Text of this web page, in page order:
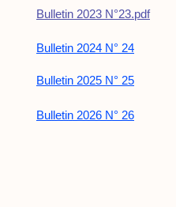
Bulletin 2023 N°23.pdf
Bulletin 2024 N° 24
Bulletin 2025 N° 25
Bulletin 2026 N° 26